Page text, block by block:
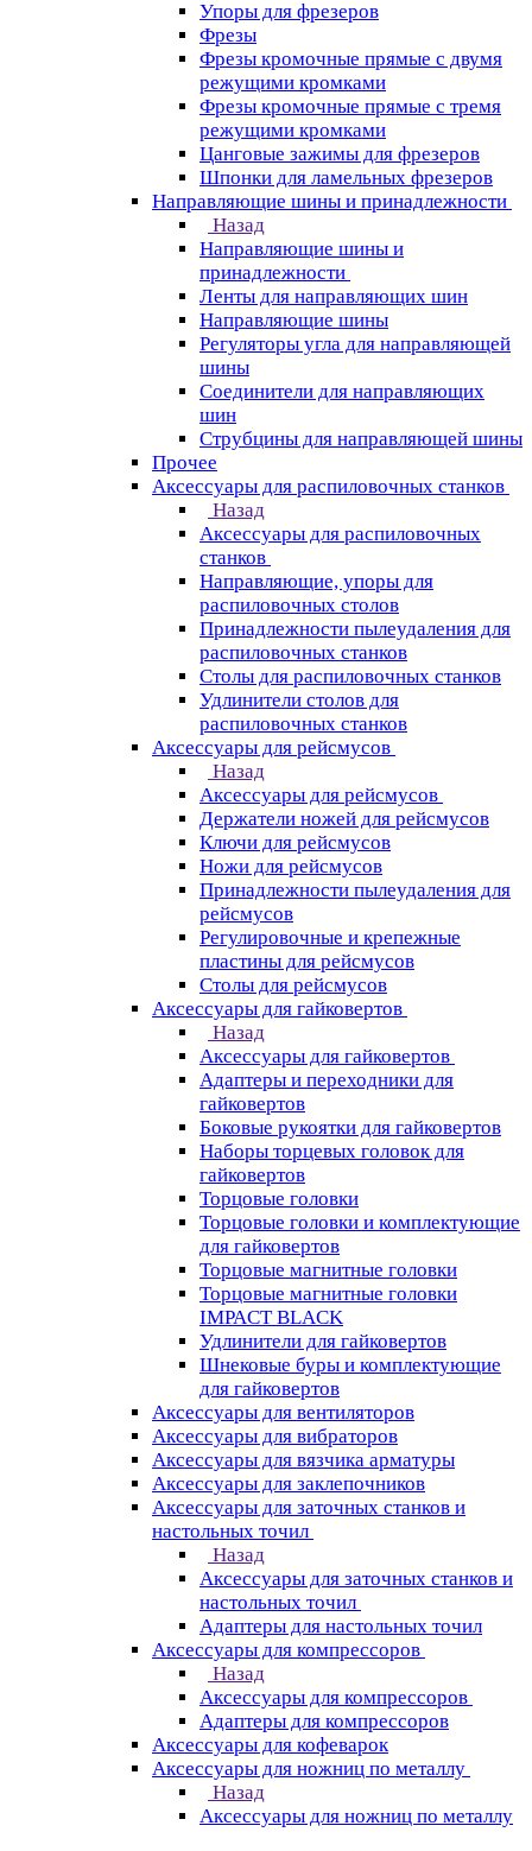
Упоры для фрезеров
Фрезы
Фрезы кромочные прямые с двумя
режущими кромками
Фрезы кромочные прямые с тремя
режущими кромками
Цанговые зажимы для фрезеров
Шпонки для ламельных фрезеров
Направляющие шины и принадлежности
Назад
Направляющие шины и
принадлежности
Ленты для направляющих шин
Направляющие шины
Регуляторы угла для направляющей
шины
Соединители для направляющих
шин
Струбцины для направляющей шины
Прочее
Аксессуары для распиловочных станков
Назад
Аксессуары для распиловочных
станков
Направляющие, упоры для
распиловочных столов
Принадлежности пылеудаления для
распиловочных станков
Столы для распиловочных станков
Удлинители столов для
распиловочных станков
Аксессуары для рейсмусов
Назад
Аксессуары для рейсмусов
Держатели ножей для рейсмусов
Ключи для рейсмусов
Ножи для рейсмусов
Принадлежности пылеудаления для
рейсмусов
Регулировочные и крепежные
пластины для рейсмусов
Столы для рейсмусов
Аксессуары для гайковертов
Назад
Аксессуары для гайковертов
Адаптеры и переходники для
гайковертов
Боковые рукоятки для гайковертов
Наборы торцевых головок для
гайковертов
Торцовые головки
Торцовые головки и комплектующие
для гайковертов
Торцовые магнитные головки
Торцовые магнитные головки
IMPACT BLACK
Удлинители для гайковертов
Шнековые буры и комплектующие
для гайковертов
Аксессуары для вентиляторов
Аксессуары для вибраторов
Аксессуары для вязчика арматуры
Аксессуары для заклепочников
Аксессуары для заточных станков и
настольных точил
Назад
Аксессуары для заточных станков и
настольных точил
Адаптеры для настольных точил
Аксессуары для компрессоров
Назад
Аксессуары для компрессоров
Адаптеры для компрессоров
Аксессуары для кофеварок
Аксессуары для ножниц по металлу
Назад
Аксессуары для ножниц по металлу